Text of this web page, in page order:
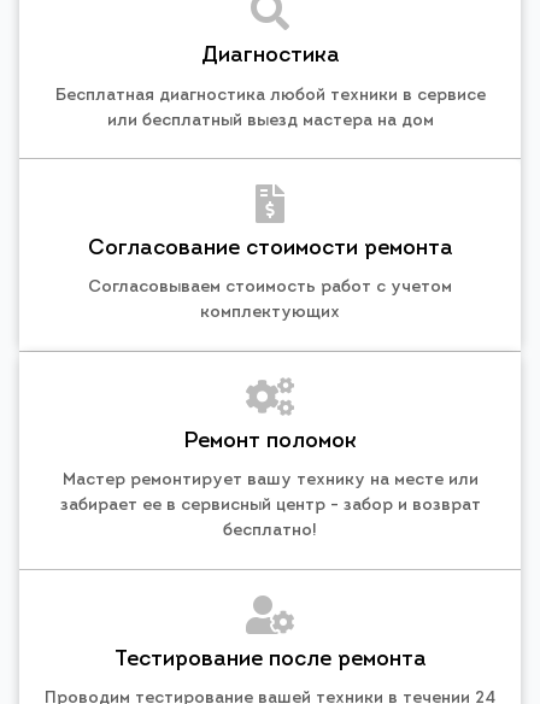
Диагностика
Бесплатная диагностика любой техники в сервисе
или бесплатный выезд мастера на дом
Согласование стоимости ремонта
Согласовываем стоимость работ с учетом
комплектующих
Ремонт поломок
Мастер ремонтирует вашу технику на месте или
забирает ее в сервисный центр - забор и возврат
бесплатно!
Тестирование после ремонта
Проводим тестирование вашей техники в течении 24